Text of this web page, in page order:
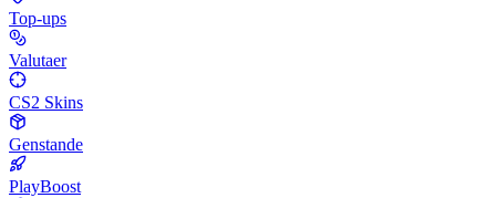
Top-ups
Valutaer
CS2 Skins
Genstande
PlayBoost